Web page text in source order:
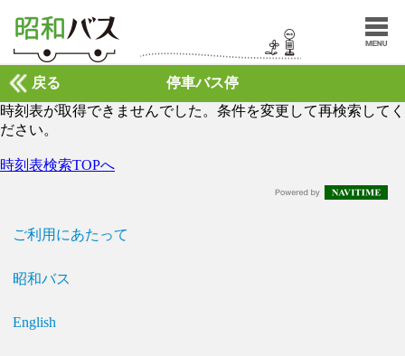
停車バス停
戻る
時刻表が取得できませんでした。条件を変更して再検索してく
ださい。
時刻表検索TOPへ
ご利用にあたって
昭和バス
English